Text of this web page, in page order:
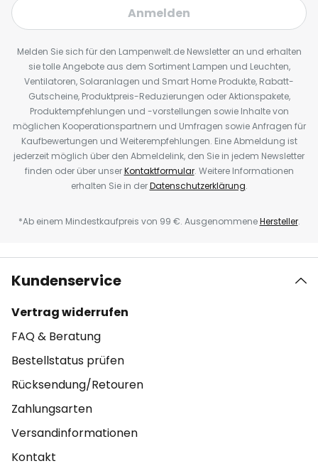
Anmelden
Melden Sie sich für den Lampenwelt.de Newsletter an und erhalten
sie tolle Angebote aus dem Sortiment Lampen und Leuchten,
Ventilatoren, Solaranlagen und Smart Home Produkte, Rabatt-
Gutscheine, Produktpreis-Reduzierungen oder Aktionspakete,
Produktempfehlungen und -vorstellungen sowie Inhalte von
möglichen Kooperationspartnern und Umfragen sowie Anfragen für
Kaufbewertungen und Weiterempfehlungen. Eine Abmeldung ist
jederzeit möglich über den Abmeldelink, den Sie in jedem Newsletter
finden oder über unserKontaktformular. Weitere Informationen
erhalten Sie in derDatenschutzerklärung.
*Ab einem Mindestkaufpreis von 99 €. AusgenommeneHersteller.
Kundenservice
Vertrag widerrufen
FAQ & Beratung
Bestellstatus prüfen
Rücksendung/Retouren
Zahlungsarten
Versandinformationen
Kontakt